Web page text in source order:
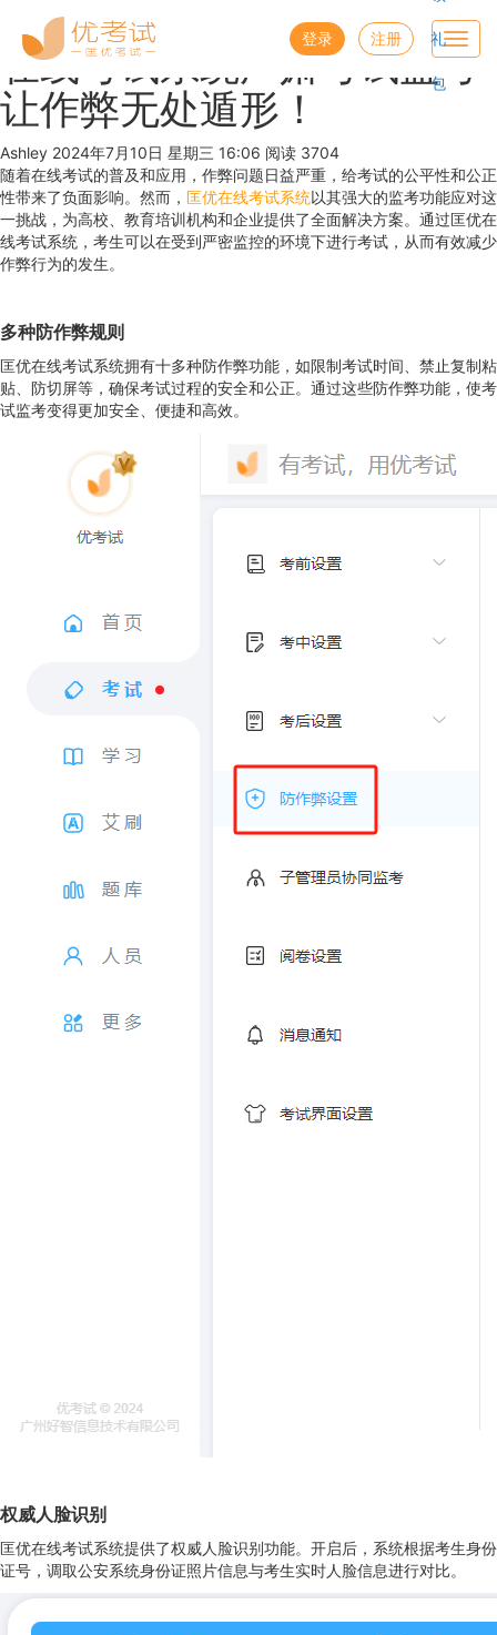
登录 注册 礼
包
在线考试系统严肃考试监考
让作弊无处遁形！
Ashley 2024年7月10日 星期三 16:06 阅读 3704
随着在线考试的普及和应用，作弊问题日益严重，给考试的公平性和公正
性带来了负面影响。然而， 匡优在线考试系统以其强大的监考功能应对这
一挑战，为高校、教育培训机构和企业提供了全面解决方案。通过匡优在
线考试系统，考生可以在受到严密监控的环境下进行考试，从而有效减少
作弊行为的发生。
多种防作弊规则
匡优在线考试系统拥有十多种防作弊功能，如限制考试时间、禁止复制粘
贴、防切屏等，确保考试过程的安全和公正。通过这些防作弊功能，使考
试监考变得更加安全、便捷和高效。
权威人脸识别
匡优在线考试系统提供了权威人脸识别功能。开启后，系统根据考生身份
证号，调取公安系统身份证照片信息与考生实时人脸信息进行对比。